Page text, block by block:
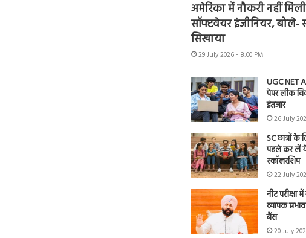
अमेरिका में नौकरी नहीं
सॉफ्टवेयर इंजीनियर,
सिखाया
29 July 2026 - 8:00 PM
UGC NET
पेपर लीक
इंतजार
26 July
SC छात्रों
पहले कर लें
स्कॉलरशिप
22 July
नीट परीक्षा
व्यापक
बैंस
20 July